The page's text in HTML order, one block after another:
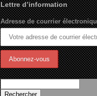
Lettre d’information
Adresse de courrier